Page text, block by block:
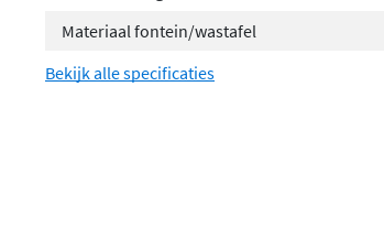
Materiaal fontein/wastafel
Bekijk alle specificaties